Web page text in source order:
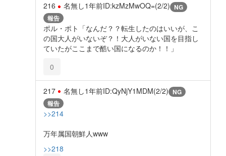
216 名無し1年前ID:kzMzMwOQ=(2/2) NG
報告
ポル・ポト「なんだ？？転生したのはいいが、こ
の国大人がいないぞ？！大人がいない国を目指し
ていたがここまで酷い国になるのか！！」
0
217 名無し1年前ID:QyNjY1MDM(2/2) NG
報告
>>214
万年属国朝鮮人www
>>218